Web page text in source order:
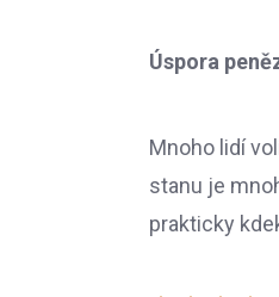
Úspora
Mnoho lidí
stanu je
prakticky